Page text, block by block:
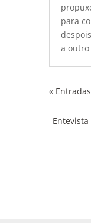
para
a
«